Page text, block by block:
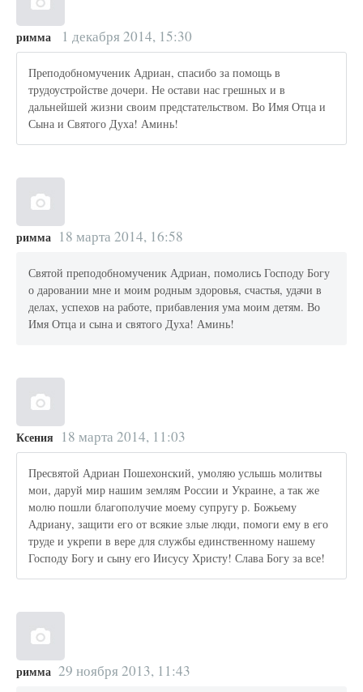
римма 1 декабря 2014, 15:30
Преподобномученик Адриан, спасибо за помощь в
трудоустройстве дочери. Не остави нас грешных и в
дальнейшей жизни своим предстательством. Во Имя Отца и
Сына и Святого Духа! Аминь!
римма 18 марта 2014, 16:58
Святой преподобномученик Адриан, помолись Господу Богу
о даровании мне и моим родным здоровья, счастья, удачи в
делах, успехов на работе, прибавления ума моим детям. Во
Имя Отца и сына и святого Духа! Аминь!
Ксения 18 марта 2014, 11:03
Пресвятой Адриан Пошехонский, умоляю услышь молитвы
мои, даруй мир нашим землям России и Украине, а так же
молю пошли благополучие моему супругу р. Божьему
Адриану, защити его от всякие злые люди, помоги ему в его
труде и укрепи в вере для службы единственному нашему
Господу Богу и сыну его Иисусу Христу! Слава Богу за все!
римма 29 ноября 2013, 11:43